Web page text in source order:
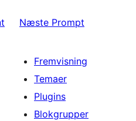
Næste Prompt
Fremvisning
Temaer
Plugins
Blokgrupper